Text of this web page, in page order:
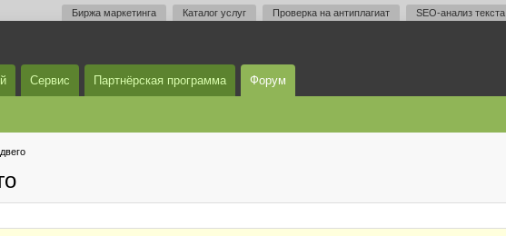
Биржа маркетинга Каталог услуг Проверка на антиплагиат SEO-анализ текста
Сервис Партнёрская программа Форум